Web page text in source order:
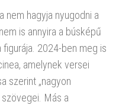
nem hagyja nyugodni a
is annyira a búsképű
figurája. 2024-ben meg is
amelynek versei
szerint „nagyon
Más a